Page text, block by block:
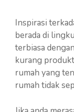
Inspirasi
berada di
terbiasa
kurang
rumah yang
rumah tidak